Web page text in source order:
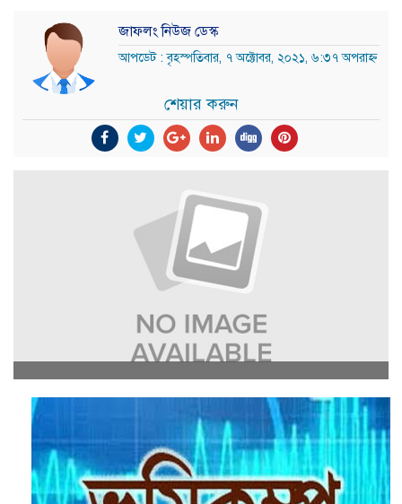
জাফলং নিউজ ডেস্ক
আপডেট : বৃহস্পতিবার, ৭ অক্টোবর, ২০২১, ৬:৩৭ অপরাহ্ন
শেয়ার করুন